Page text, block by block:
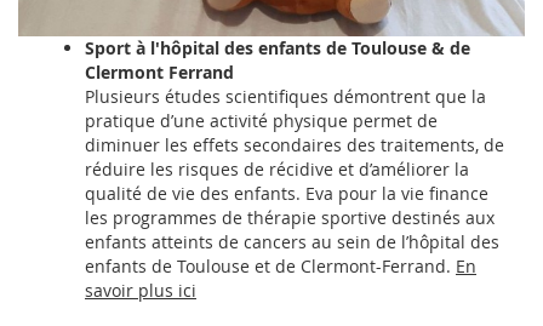
Sport à l'hôpital des enfants de Toulouse & de
Clermont Ferrand
Plusieurs études scientifiques démontrent que la
pratique d’une activité physique permet de
diminuer les effets secondaires des traitements, de
réduire les risques de récidive et d’améliorer la
qualité de vie des enfants. Eva pour la vie finance
les programmes de thérapie sportive destinés aux
enfants atteints de cancers au sein de l’hôpital des
enfants de Toulouse et de Clermont-Ferrand. En
savoir plus ici